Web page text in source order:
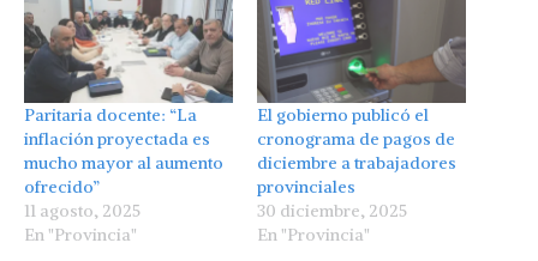
Paritaria docente: “La
inflación proyectada es
mucho mayor al aumento
ofrecido”
11 agosto, 2025
En "Provincia"
El gobierno publicó el
cronograma de pagos de
diciembre a trabajadores
provinciales
30 diciembre, 2025
En "Provincia"